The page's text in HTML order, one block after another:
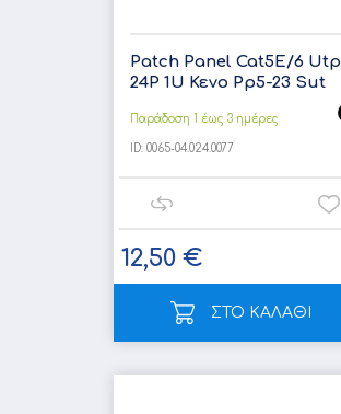
Patch Panel Cat5E/6 Utp
24P 1U Κενο Pp5-23 Sut
Παράδοση 1 έως 3 ημέρες
ID: 0065-04.024.0077
12,50 €
ΣΤΟ ΚΑΛΑΘΙ